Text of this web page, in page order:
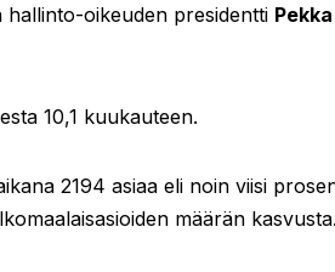
oikeuden presidentti Pekka
10,1 kuukauteen.
2194 asiaa eli noin viisi
määrän kasvusta.